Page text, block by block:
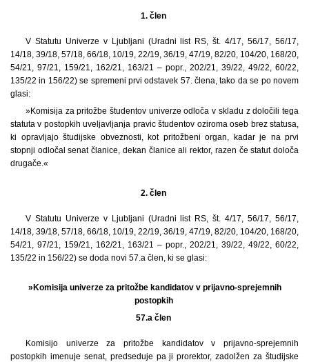
1. člen
V Statutu Univerze v Ljubljani (Uradni list RS, št. 4/17, 56/17, 56/17,
14/18, 39/18, 57/18, 66/18, 10/19, 22/19, 36/19, 47/19, 82/20, 104/20, 168/20,
54/21, 97/21, 159/21, 162/21, 163/21 – popr., 202/21, 39/22, 49/22, 60/22,
135/22 in 156/22) se spremeni prvi odstavek 57. člena, tako da se po novem
glasi:
»Komisija za pritožbe študentov univerze odloča v skladu z določili tega
statuta v postopkih uveljavljanja pravic študentov oziroma oseb brez statusa,
ki opravljajo študijske obveznosti, kot pritožbeni organ, kadar je na prvi
stopnji odločal senat članice, dekan članice ali rektor, razen če statut določa
drugače.«
2. člen
V Statutu Univerze v Ljubljani (Uradni list RS, št. 4/17, 56/17, 56/17,
14/18, 39/18, 57/18, 66/18, 10/19, 22/19, 36/19, 47/19, 82/20, 104/20, 168/20,
54/21, 97/21, 159/21, 162/21, 163/21 – popr., 202/21, 39/22, 49/22, 60/22,
135/22 in 156/22) se doda novi 57.a člen, ki se glasi:
»Komisija univerze za pritožbe kandidatov v prijavno-sprejemnih
postopkih
57.a člen
Komisijo univerze za pritožbe kandidatov v prijavno-sprejemnih
postopkih imenuje senat, predseduje pa ji prorektor, zadolžen za študijske